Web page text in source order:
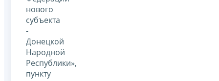
нового
субъекта
-
Донецкой
Народной
Республики»,
пункту